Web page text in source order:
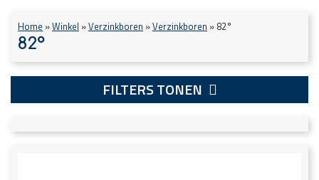
Home »Winkel »Verzinkboren »Verzinkboren » 82°
82°
FILTERS TONEN